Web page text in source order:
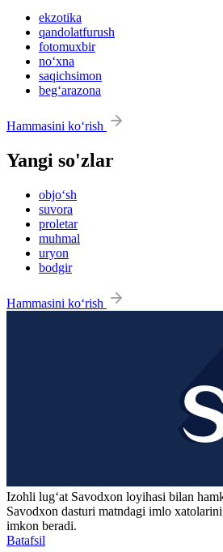
ekzotika
qandolatfurush
fotomuxbir
no‘xna
saqichsimon
beg‘arazona
Hammasini ko‘rish
Yangi so'zlar
objo‘sh
suvora
proletar
muhmal
uryon
bodgir
Hammasini ko‘rish
Izohli lugʻat Savodxon loyihasi bilan
Savodxon dasturi matndagi imlo
imkon beradi.
Batafsil